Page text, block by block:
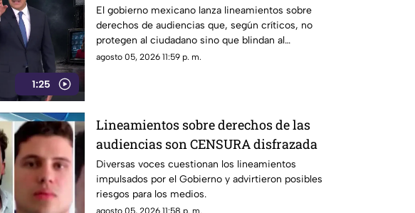
1:25
medios y blindar la corrupción en
México
El gobierno mexicano lanza lineamientos sobre
derechos de audiencias que, según críticos, no
protegen al ciudadano sino que blindan al
morenismo y censuran denuncias de corrupción,
agosto 05, 2026 11:59 p. m.
Lineamientos sobre derechos de las
audiencias son CENSURA disfrazada
Diversas voces cuestionan los lineamientos
impulsados por el Gobierno y advirtieron posibles
riesgos para los medios.